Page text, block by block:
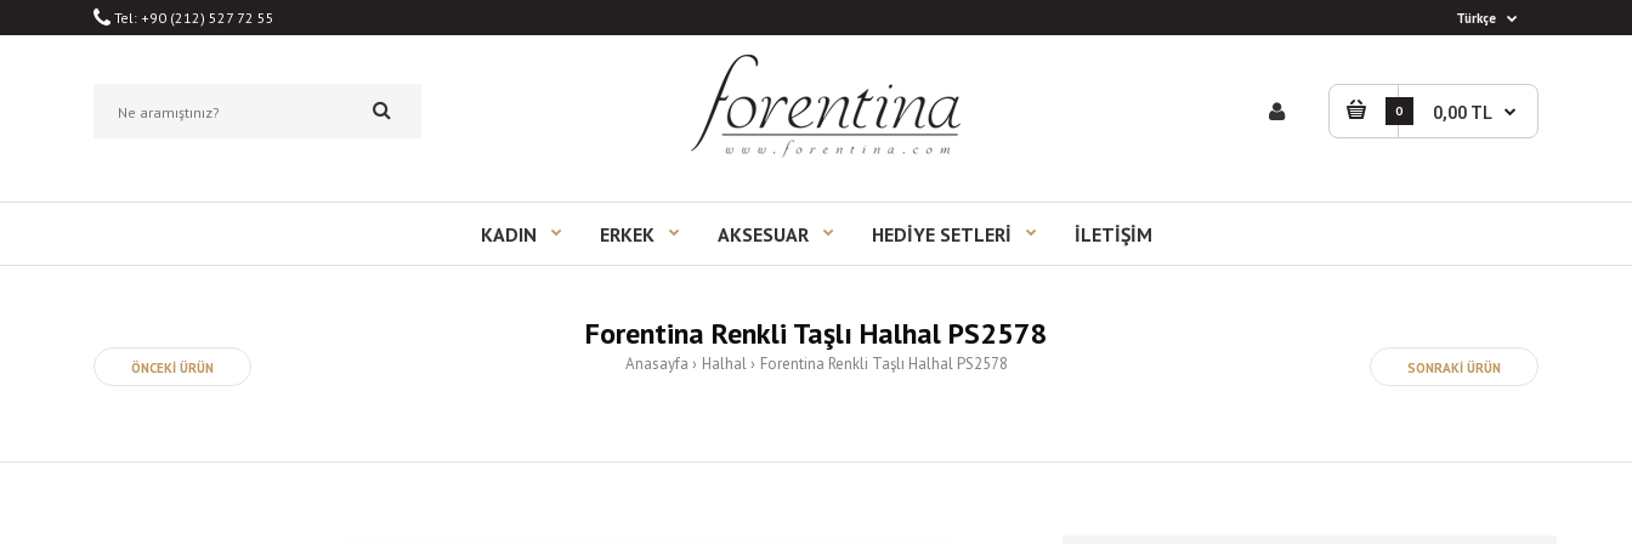
Tel: +90 (212) 527 72 55 Türkçe
0 0,00 TL
KADIN ERKEK AKSESUAR HEDİYE SETLERİ İLETİŞİM
ÖNCEKİ ÜRÜN
Forentina Renkli Taşlı Halhal PS2578
Anasayfa Halhal Forentina Renkli Taşlı Halhal PS2578 SONRAKİ ÜRÜN